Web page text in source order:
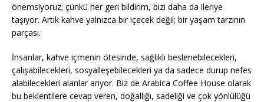
önemsiyoruz; çünkü her geri bildirim, bizi daha da ileriye
taşıyor. Artık kahve yalnızca bir içecek değil; bir yaşam tarzının
parçası.
İnsanlar, kahve içmenin ötesinde, sağlıklı beslenebilecekleri,
çalışabilecekleri, sosyalleşebilecekleri ya da sadece durup nefes
alabilecekleri alanlar arıyor. Biz de Arabica Coffee House olarak
bu beklentilere cevap veren, doğallığı, sadeliği ve çok yönlülüğü